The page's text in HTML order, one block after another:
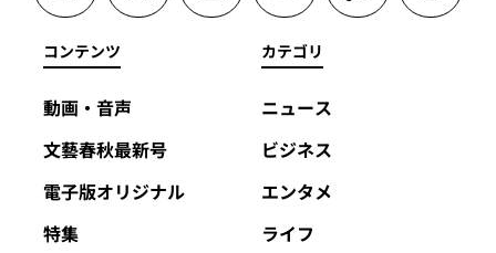
コンテンツ
動画・音声
文藝春秋最新号
電子版オリジナル
特集
カテゴリ
ニュース
ビジネス
エンタメ
ライフ